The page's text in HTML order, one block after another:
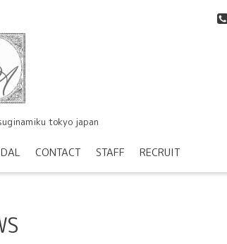
tokyo japan
CONTACT STAFF RECRUIT